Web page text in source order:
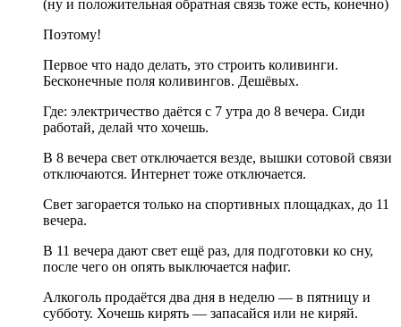
(ну и положительная обратная связь тоже есть, конечно)
Поэтому!
Первое что надо делать, это строить коливинги.
Бесконечные поля коливингов. Дешёвых.
Где: электричество даётся с 7 утра до 8 вечера. Сиди
работай, делай что хочешь.
В 8 вечера свет отключается везде, вышки сотовой связи
отключаются. Интернет тоже отключается.
Свет загорается только на спортивных площадках, до 11
вечера.
В 11 вечера дают свет ещё раз, для подготовки ко сну,
после чего он опять выключается нафиг.
Алкоголь продаётся два дня в неделю — в пятницу и
субботу. Хочешь кирять — запасайся или не киряй.